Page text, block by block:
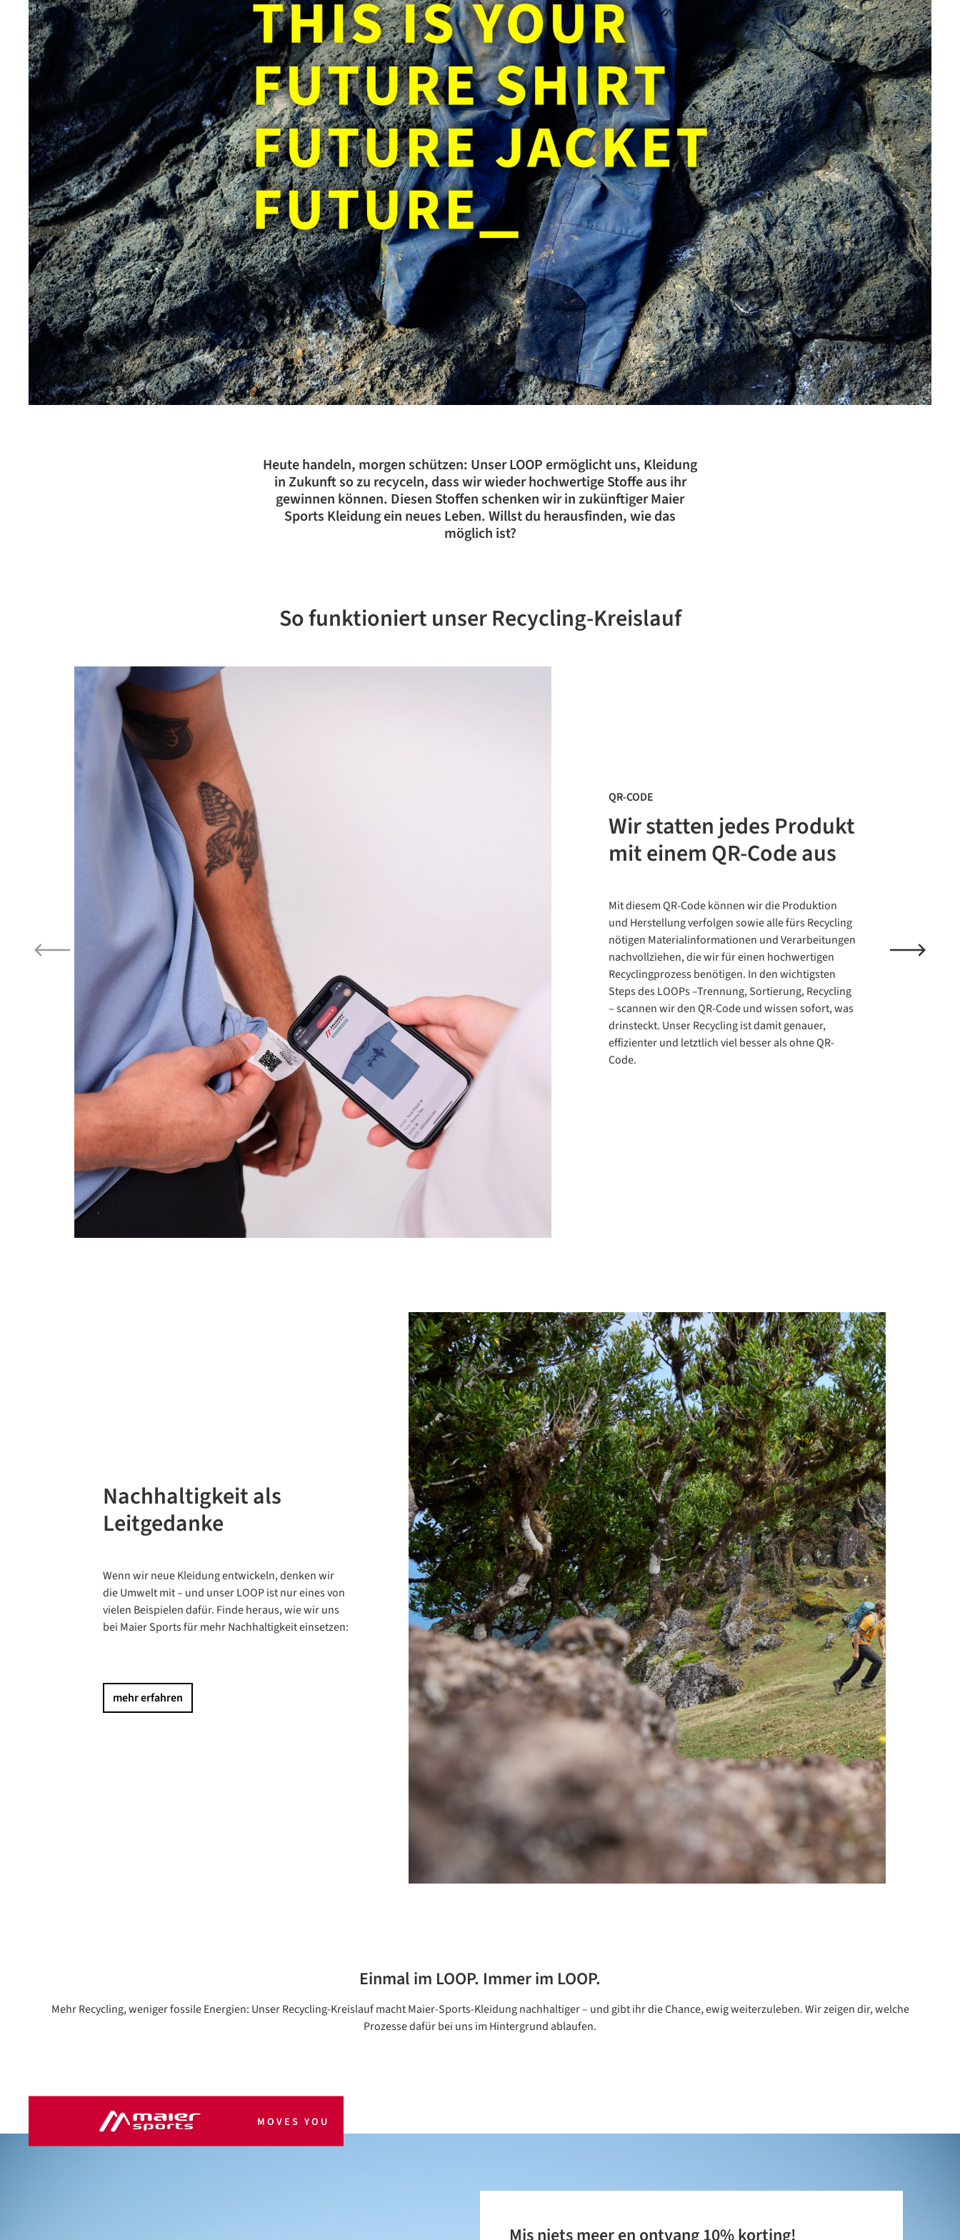
Heute handeln, morgen schützen: Unser LOOP ermöglicht uns, Kleidung
in Zukunft so zu recyceln, dass wir wieder hochwertige Stoffe aus ihr
gewinnen können. Diesen Stoffen schenken wir in zukünftiger Maier
Sports Kleidung ein neues Leben. Willst du herausfinden, wie das
möglich ist?
So funktioniert unser Recycling-Kreislauf
QR-CODE
Wir statten jedes Produkt
mit einem QR-Code aus
Mit diesem QR-Code können wir die Produktion
und Herstellung verfolgen sowie alle fürs Recycling
nötigen Materialinformationen und Verarbeitungen
nachvollziehen, die wir für einen hochwertigen
Recyclingprozess benötigen. In den wichtigsten
Steps des LOOPs –Trennung, Sortierung, Recycling
– scannen wir den QR-Code und wissen sofort, was
drinsteckt. Unser Recycling ist damit genauer,
effizienter und letztlich viel besser als ohne QR-
Code.
Nachhaltigkeit als
Leitgedanke
Wenn wir neue Kleidung entwickeln, denken wir
die Umwelt mit – und unser LOOP ist nur eines von
vielen Beispielen dafür. Finde heraus, wie wir uns
bei Maier Sports für mehr Nachhaltigkeit einsetzen:
mehr erfahren
Einmal im LOOP. Immer im LOOP.
Mehr Recycling, weniger fossile Energien: Unser Recycling-Kreislauf macht Maier-Sports-Kleidung nachhaltiger – und gibt ihr die Chance, ewig weiterzuleben. Wir zeigen dir, welche
Prozesse dafür bei uns im Hintergrund ablaufen.
MOVES YOU